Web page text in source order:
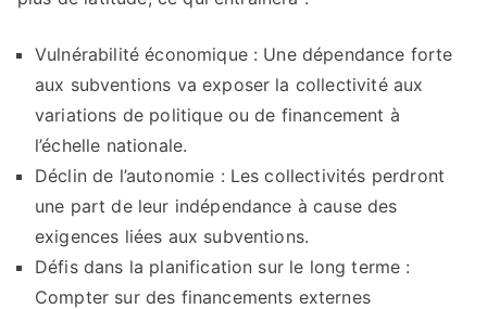
Vulnérabilité économique : Une dépendance forte
aux subventions va exposer la collectivité aux
variations de politique ou de financement à
l’échelle nationale.
Déclin de l’autonomie : Les collectivités perdront
une part de leur indépendance à cause des
exigences liées aux subventions.
Défis dans la planification sur le long terme :
Compter sur des financements externes